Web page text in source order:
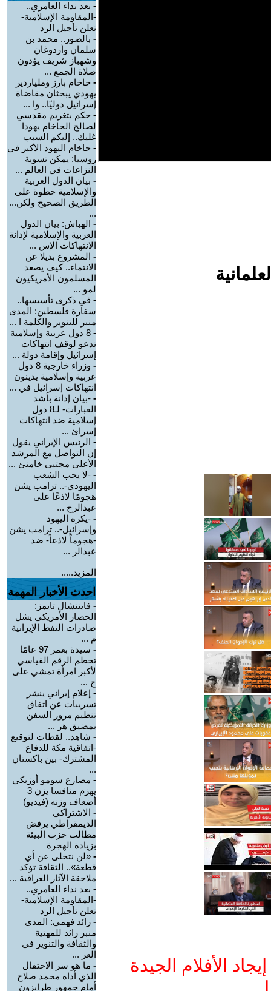
الأفلام الجيدة
- بعد نداء العامري..
-المقاومة الإسلامية-
تعلن تأجيل الرد
- بالصور.. محمد بن
سلمان وأردوغان
وشهباز شريف يؤدون
صلاة الجمع ...
- حاخام بارز وملياردير
يهودي يبحثان مقاضاة
إسرائيل دوليًا.. وا ...
- حكم بتغريم مقدسي
لصالح الحاخام يهودا
غليك.. إليكم السبب
- حاخام اليهود الأكبر في
روسيا: يمكن تسوية
النزاعات في العالم ...
- بيان الدول العربية
والإسلامية خطوة على
الطريق الصحيح ولكن...
...
- الهباش: بيان الدول
العربية والإسلامية لإدانة
الانتهاكات الإس ...
- المشروع بديلا عن
الانتماء.. كيف يصعد
المسلمون الأمريكيون
لمو ...
- في ذكرى تأسيسها..
سفارة فلسطين: المدى
منبر للتنوير والكلمة ا ...
-
8 دول عربية وإسلامية
تدعو لوقف انتهاكات
إسرائيل وإقامة دولة ...
-
وزراء خارجية 8 دول
عربية وإسلامية يدينون
انتهاكات إسرائيل في ...
- -بيان إدانة بأشد
العبارات- لـ8 دول
إسلامية ضد انتهاكات
إسرائ ...
- الرئيس الإيراني يقول
إن التواصل مع المرشد
الأعلى مجتبى خامنئ ...
- -لا يحب الشعب
اليهودي-.. ترامب يشن
هجومًا لاذعًا على
عبدالرح ...
- -يكره اليهود
وإسرائيل-.. ترامب يشن
-هجوماً لاذعاً- ضد
عبدالر ...
المزيد.....
احدث الأخبار المهمة
- فايننشال تايمز:
الحصار الأمريكي يشل
صادرات النفط الإيرانية
م ...
-
سيدة بعمر 97 عامًا
تحطم الرقم القياسي
لأكبر امرأة تمشي على
ج ...
- إعلام إيراني ينشر
تسريبات عن اتفاق
تنظيم مرور السفن
بمضيق هر ...
- شاهد.. لقطات لتوقيع
-اتفاقية مكة للدفاع
المشترك- بين باكستان
...
- مصارع سومو أوزبكي
يهزم منافسا يزن 3
أضعاف وزنه (فيديو)
- الاشتراكي
الديمقراطي يرفض
مطالب حزب البيئة
بزيادة الهجرة
- «لن نتخلى عن أي
قطعة».. الثقافة تؤكد
ملاحقة الآثار العراقية ...
- بعد نداء العامري..
-المقاومة الإسلامية-
تعلن تأجيل الرد
- رائد فهمي: المدى
منبر رائد للمهنية
والثقافة والتنوير في
العر ...
- ما هو سر الاحتفال
الذي أداه محمد صلاح
أمام جمهور طرابزون